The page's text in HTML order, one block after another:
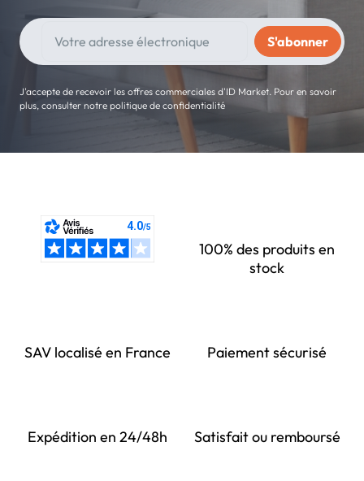
J'accepte de recevoir les offres commerciales d'ID Market. Pour en savoir
plus, consulter notre politique de confidentialité
100% des produits en
stock
SAV localisé en France Paiement sécurisé
Expédition en 24/48h Satisfait ou remboursé